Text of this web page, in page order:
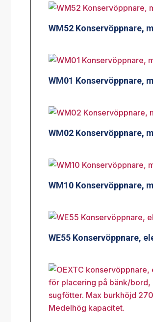
WM52 Konservöppnare,
WM01 Konservöppnare,
WM02 Konservöppnare,
WM10 Konservöppnare,
WE55 Konservöppnare,